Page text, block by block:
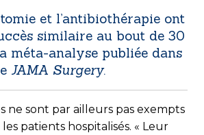
et l’antibiothérapie ont
similaire au bout de 30
méta-analyse publiée dans
JAMA Surgery.
ne sont par ailleurs pas exempts
patients hospitalisés. « Leur